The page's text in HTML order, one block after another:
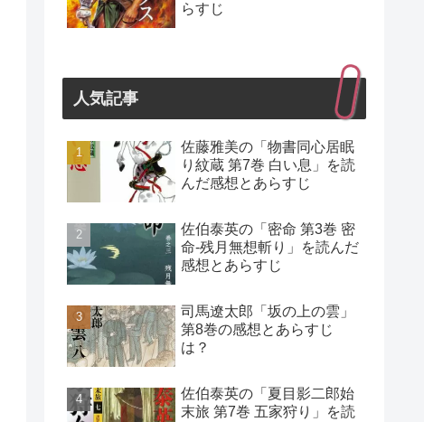
らすじ
人気記事
佐藤雅美の「物書同心居眠
り紋蔵 第7巻 白い息」を読
んだ感想とあらすじ
佐伯泰英の「密命 第3巻 密
命-残月無想斬り」を読んだ
感想とあらすじ
司馬遼太郎「坂の上の雲」
第8巻の感想とあらすじ
は？
佐伯泰英の「夏目影二郎始
末旅 第7巻 五家狩り」を読